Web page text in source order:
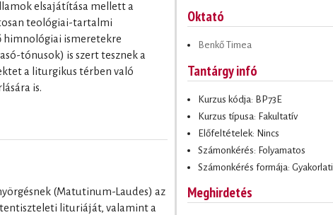
elsajátítása mellett a
teológiai-tartalmi
himnológiai ismeretekre
tónusok) is szert tesznek a
a liturgikus térben való
is.
(Matutinum-Laudes) az
lituriáját, valamint a
Oktató
Benkő Timea
Tantárgy infó
Kurzus kódja: BP73E
Kurzus típusa: Fakultatív
Előfeltételek: Nincs
Számonkérés: Folyamatos
Számonkérés formája: Gyakorlati
Meghirdetés